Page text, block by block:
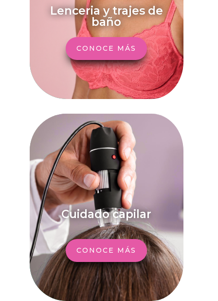
Lenceria y trajes de
baño
CONOCE MÁS
Cuidado capilar
CONOCE MÁS